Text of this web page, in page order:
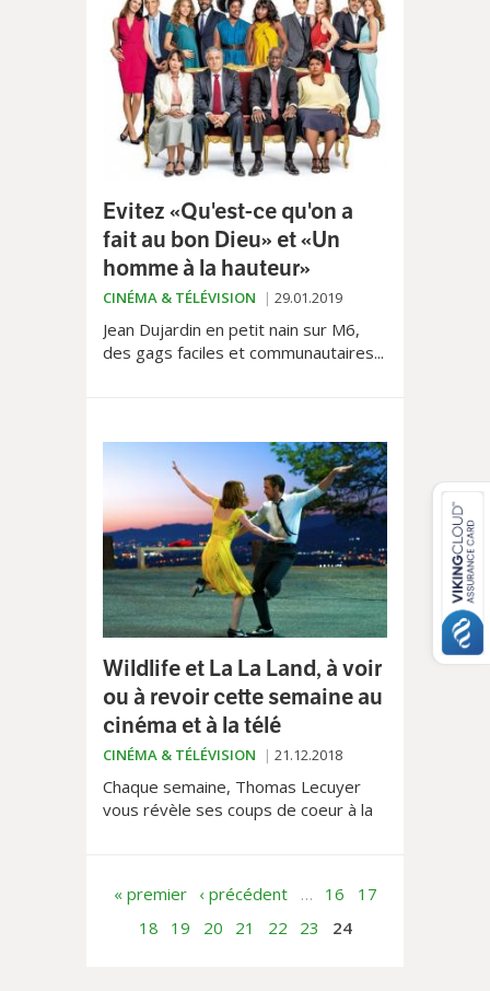
Evitez «Qu'est-ce qu'on a
fait au bon Dieu» et «Un
homme à la hauteur»
CINÉMA & TÉLÉVISION 29.01.2019
Jean Dujardin en petit nain sur M6,
des gags faciles et communautaires...
cinéma et à la télé.
Wildlife et La La Land, à voir
ou à revoir cette semaine au
cinéma et à la télé
CINÉMA & TÉLÉVISION 21.12.2018
Chaque semaine, Thomas Lecuyer
vous révèle ses coups de coeur à la
« premier ‹ précédent … 16
17
18
19 20 21 22 23 24